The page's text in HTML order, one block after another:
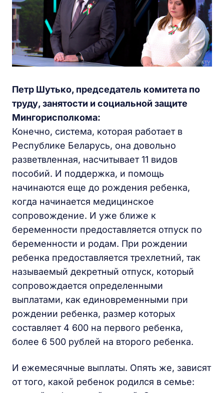
Петр Шутько, председатель комитета по
труду, занятости и социальной защите
Мингорисполкома:
Конечно, система, которая работает в
Республике Беларусь, она довольно
разветвленная, насчитывает 11 видов
пособий. И поддержка, и помощь
начинаются еще до рождения ребенка,
когда начинается медицинское
сопровождение. И уже ближе к
беременности предоставляется отпуск по
беременности и родам. При рождении
ребенка предоставляется трехлетний, так
называемый декретный отпуск, который
сопровождается определенными
выплатами, как единовременными при
рождении ребенка, размер которых
составляет 4 600 на первого ребенка,
более 6 500 рублей на второго ребенка.
И ежемесячные выплаты. Опять же, зависят
от того, какой ребенок родился в семье: